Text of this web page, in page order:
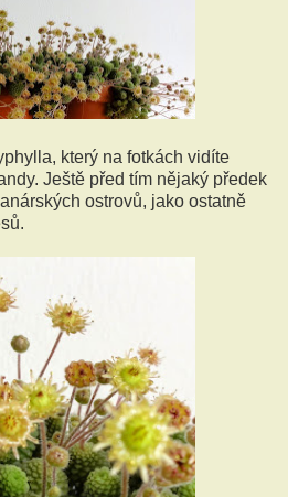
který na fotkách vidíte
Ještě před tím nějaký předek
ostrovů, jako ostatně